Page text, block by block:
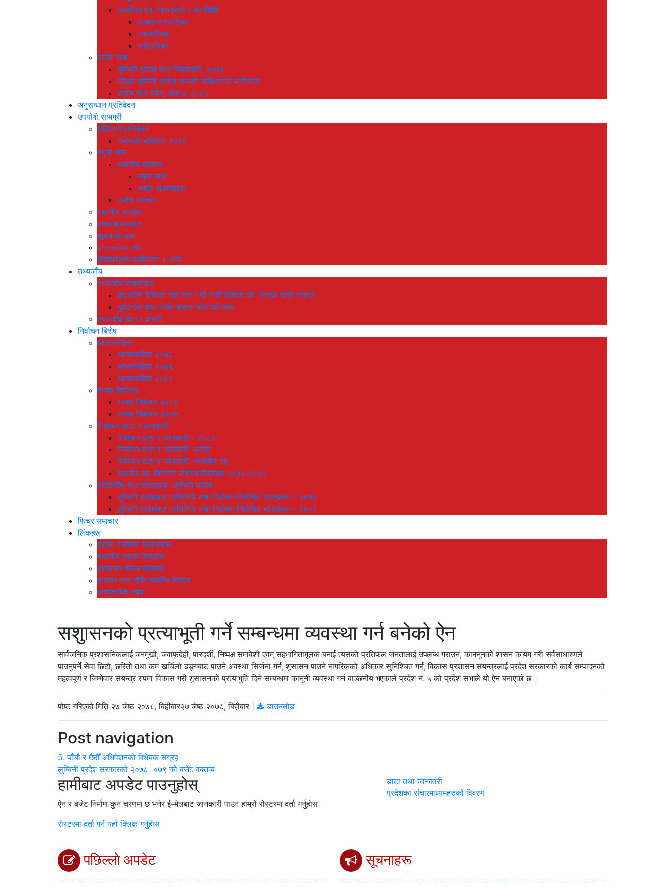
प्रमाणित ऐन, नियमावली र कार्यविधि
उपमहानगरपालिका
नगरपालिका
गाउँपालिका
प्रदेश सभा
लुम्बिनी प्रदेश सभा नियमावली, २०७९
पहिलो लुम्बिनी प्रदेश सभाको समिक्षात्मक प्रतिवेदन
प्रदेश सभा दर्पण, अंक ४, २०८०
अनुसन्धान प्रतिवेदन
उपयोगी सामग्री
संविधान/प्रतिवेदन
नेपालको संविधान २०७२
नमुना काम
स्थानीय सरकार
नमुना काम
असल अभ्यासहरु
प्रदेश सरकार
स्थानीय सरकार
संचारमाध्यमबाट
सूचनाको हक
पत्रकारिता सीप
लेखापरीक्षण प्रतिवेदन । अन्य
तथ्यजाँच
तथ्यजाँच सामग्रीहरु
देश हाँक्ने हैसियत राख्ने नेता भन्दै ‘नयाँ पत्रिका’को भ्रामक फोटो भाइरल
दुर्घटनामा बाघ मरेको भाइरल फोटोको तथ्य
तथ्यजाँच किन र कसरी
निर्वाचन बिशेष
आचारसंहिता
आचारसंहिता २०७८
आचारसंहिता २०७९
आचारसंहिता २०८२
स्वच्छ निर्वाचन
स्वच्छ निर्वाचन २०८२
स्वच्छ निर्वाचन २०७९
निर्वाचन डाटा र जानकारी
निर्वाचन डाटा र जानकारी – २०८२
निर्वाचन डाटा र जानकारी -प्रदेश
निर्वाचन डाटा र जानकारी -स्थानीय तह
स्थानीय तह-निर्वाचन परिणाम विश्लेषण २०७४-२०७९
प्रतिनिधि सभा सांसदहरू -लुम्बिनी प्रदेश
लुम्बिनी प्रदेशबाट प्रतिनिधि सभा निर्वाचन निर्वाचित सांसदहरू – २०७९
लुम्बिनी प्रदेशबाट प्रतिनिधि सभा निर्वाचन निर्वाचित सांसदहरू – २०८२
फिचर समाचार
लिंकहरू
प्रदेश र संघका लिङ्कहरू
स्थानीय तहका लिंकहरू
प्रदेशका दैनिक पत्रिका
सञ्चार तथा नीति सम्बन्धि निकाय
पत्रकारिता खोज
सशुासनको प्रत्याभूती गर्ने सम्बन्धमा व्यवस्था गर्न बनेको ऐन
सार्वजनिक प्रशासनिकलाई जनमुखी, जवाफदेही, पारदर्शी, निष्पक्ष समावेशी एवम् सहभागितामूलक बनाई त्यसको प्रतिफल जनतालाई उपलब्ध गराउन, काननूनको शासन कायम गरी सर्वसाधारणले
पाउनुपर्ने सेवा छिटो, छरितो तथा कम खर्चिलो ढङ्गबाट पाउने अवस्था सिर्जना गर्न, शुसासन पाउने नागरिकको अधिकार सुनिश्चित गर्न, विकास प्रशासन संयन्त्रलाई प्रदेश सरकारको कार्य सम्पादनको
महत्वपूर्ण र जिम्मेवार संयन्त्र रुपमा विकास गरी शुसासनको प्रत्याभुति दिने सम्बन्धमा कानूनी व्यवस्था गर्न बाञ्छनीय भएकाले प्रदेश नं. ५ को प्रदेश सभाले यो ऐन बनाएको छ ।
पोष्ट गरिएको मिति २७ जेष्ठ २०७८, बिहीबार२७ जेष्ठ २०७८, बिहीबार डाउनलोड
Post navigation
5. पाँचौ र छैठौँ अधिवेशनको विधेयक संग्रह
लुम्बिनी प्रदेश सरकारको २०७८।०७९ को बजेट वक्तव्य
हामीबाट अपडेट पाउनुहोस्
ऐन र बजेट निर्माण कुन चरणमा छ भनेर ई-मेलबाट जानकारी पाउन हाम्रो रोस्टरमा दर्ता गर्नुहोस
रोस्टरमा दर्ता गर्न यहाँ क्लिक गर्नुहोस
डाटा तथा जानकारी
प्रदेशका संचारमाध्यमहरुको विवरण
पछिल्लो अपडेट सूचनाहरू